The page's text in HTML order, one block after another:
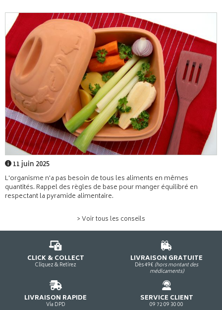
11 juin 2025
L'organisme n'a pas besoin de tous les aliments en mêmes
quantités. Rappel des règles de base pour manger équilibré en
respectant la pyramide alimentaire.
> Voir tous les conseils
CLICK & COLLECT
Cliquez & Retirez
LIVRAISON GRATUITE
Dès 49€ (hors montant des
médicaments)
LIVRAISON RAPIDE
Via DPD
SERVICE CLIENT
09 72 09 30 00